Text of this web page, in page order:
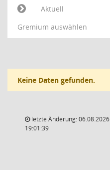
Aktuell
Gremium auswählen
Keine Daten gefunden.
letzte Änderung: 06.08.2026
19:01:39